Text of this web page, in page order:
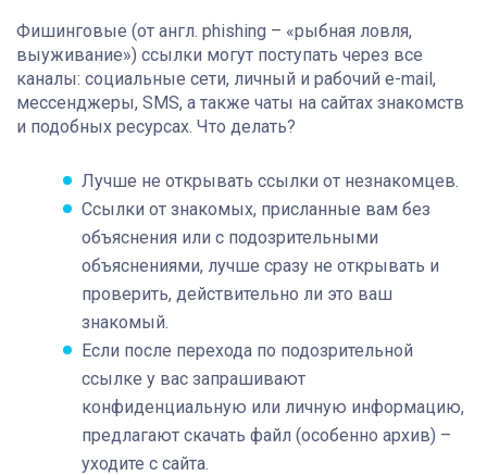
Фишинговые (от англ. phishing – «рыбная ловля,
выуживание») ссылки могут поступать через все
каналы: социальные сети, личный и рабочий e-mail,
мессенджеры, SMS, а также чаты на сайтах знакомств
и подобных ресурсах. Что делать?
Лучше не открывать ссылки от незнакомцев.
Ссылки от знакомых, присланные вам без
объяснения или с подозрительными
объяснениями, лучше сразу не открывать и
проверить, действительно ли это ваш
знакомый.
Если после перехода по подозрительной
ссылке у вас запрашивают
конфиденциальную или личную информацию,
предлагают скачать файл (особенно архив) –
уходите с сайта.